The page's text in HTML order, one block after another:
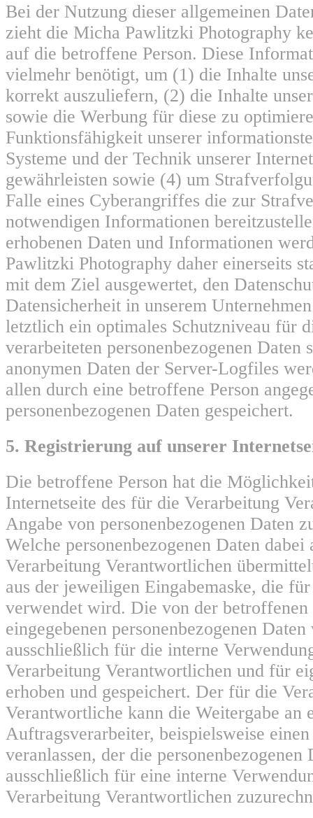
Bei der Nutzung dieser allgemeinen
zieht die Micha Pawlitzki Photography
auf die betroffene Person. Diese
vielmehr benötigt, um (1) die Inhalte
korrekt auszuliefern, (2) die Inhalte
sowie die Werbung für diese zu
Funktionsfähigkeit unserer
Systeme und der Technik unserer
gewährleisten sowie (4) um
Falle eines Cyberangriffes die zur
notwendigen Informationen
erhobenen Daten und Informationen
Pawlitzki Photography daher einerseits
mit dem Ziel ausgewertet, den
Datensicherheit in unserem
letztlich ein optimales Schutzniveau für
verarbeiteten personenbezogenen Daten
anonymen Daten der Server-Logfiles
allen durch eine betroffene Person
personenbezogenen Daten gespeichert.
5. Registrierung auf unserer
Die betroffene Person hat die
Internetseite des für die Verarbeitung
Angabe von personenbezogenen Daten
Welche personenbezogenen Daten
Verarbeitung Verantwortlichen
aus der jeweiligen Eingabemaske, die
verwendet wird. Die von der betroffenen
eingegebenen personenbezogenen Daten
ausschließlich für die interne
Verarbeitung Verantwortlichen und für
erhoben und gespeichert. Der für die
Verantwortliche kann die Weitergabe an
Auftragsverarbeiter, beispielsweise
veranlassen, der die personenbezogenen
ausschließlich für eine interne
Verarbeitung Verantwortlichen